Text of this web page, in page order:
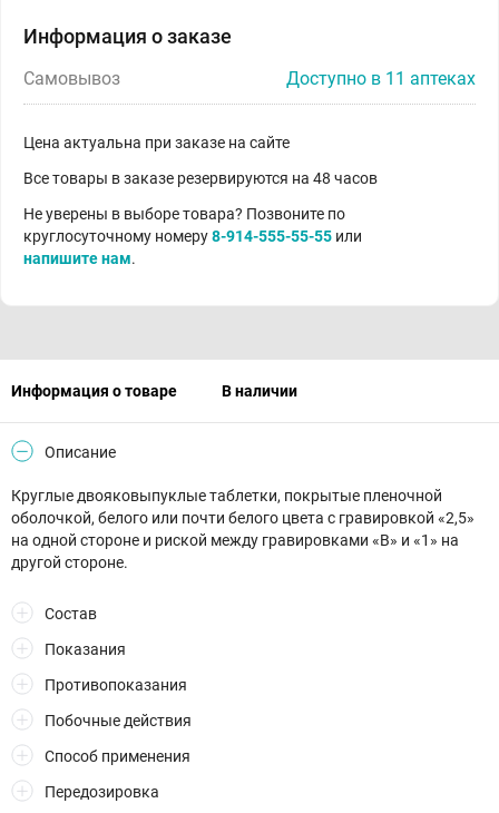
Информация о заказе
Самовывоз Доступно в 11 аптеках
Цена актуальна при заказе на сайте
Все товары в заказе резервируются на 48 часов
Не уверены в выборе товара? Позвоните по
круглосуточному номеру8-914-555-55-55 или
напишите нам.
Информация о товаре В наличии
Описание
Круглые двояковыпуклые таблетки, покрытые пленочной
оболочкой, белого или почти белого цвета с гравировкой «2,5»
на одной стороне и риской между гравировками «В» и «1» на
другой стороне.
Состав
Показания
Противопоказания
Побочные действия
Способ применения
Передозировка